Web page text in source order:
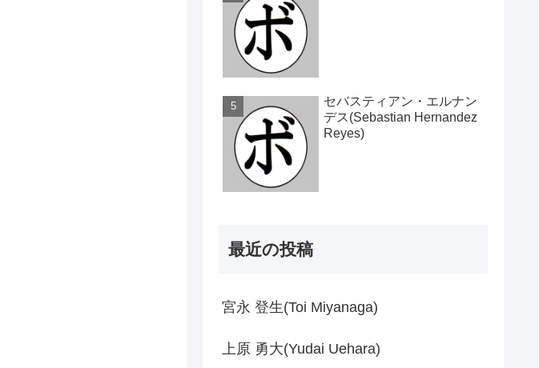
セバスティアン・エルナン
デス(Sebastian Hernandez
Reyes)
最近の投稿
宮永 登生(Toi Miyanaga)
上原 勇大(Yudai Uehara)